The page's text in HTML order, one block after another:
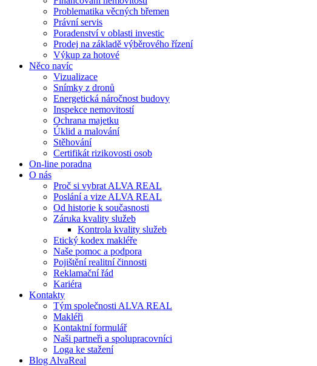
Problematika věcných břemen
Právní servis
Poradenství v oblasti investic
Prodej na základě výběrového řízení
Výkup za hotové
Něco navíc
Vizualizace
Snímky z dronů
Energetická náročnost budovy
Inspekce nemovitostí
Ochrana majetku
Úklid a malování
Stěhování
Certifikát rizikovosti osob
On-line poradna
O nás
Proč si vybrat ALVA REAL
Poslání a vize ALVA REAL
Od historie k současnosti
Záruka kvality služeb
Kontrola kvality služeb
Etický kodex makléře
Naše pomoc a podpora
Pojištění realitní činnosti
Reklamační řád
Kariéra
Kontakty
Tým společnosti ALVA REAL
Makléři
Kontaktní formulář
Naši partneři a spolupracovníci
Loga ke stažení
Blog AlvaReal